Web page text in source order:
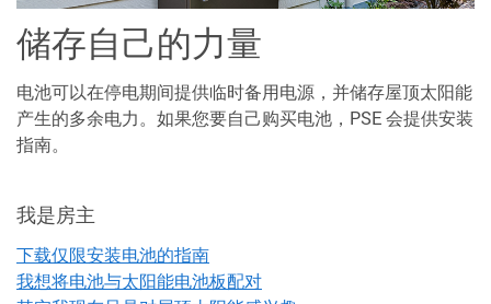
储存自己的力量
电池可以在停电期间提供临时备用电源，并储存屋顶太阳能
产生的多余电力。如果您要自己购买电池，PSE 会提供安装
指南。
我是房主
下载仅限安装电池的指南
我想将电池与太阳能电池板配对